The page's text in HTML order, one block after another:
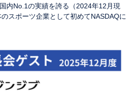
内No.1の実績を誇る（2024年12月現
スポーツ企業として初めてNASDAQに